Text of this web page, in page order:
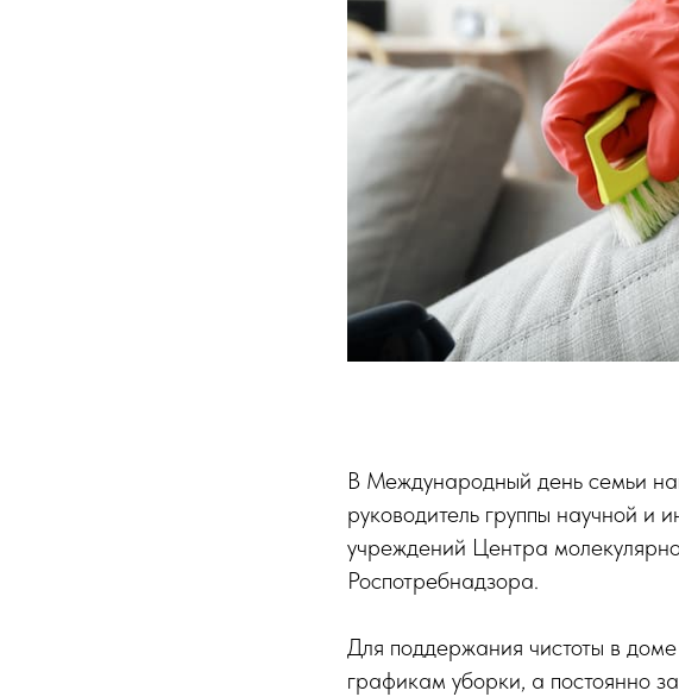
В Международный день семьи
руководитель группы научной
учреждений Центра
Роспотребнадзора.
Для поддержания чистоты в
графикам уборки, а постоянно